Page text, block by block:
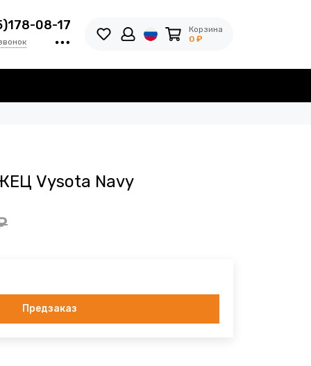
08-17
Корзина
0 ₽
Vysota Navy
Предзаказ